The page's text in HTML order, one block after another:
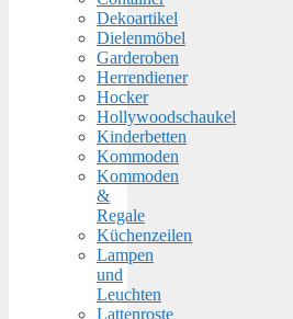
Dekoartikel
Dielenmöbel
Garderoben
Herrendiener
Hocker
Hollywoodschaukel
Kinderbetten
Kommoden
Kommoden
&
Regale
Küchenzeilen
Lampen
und
Leuchten
Lattenroste